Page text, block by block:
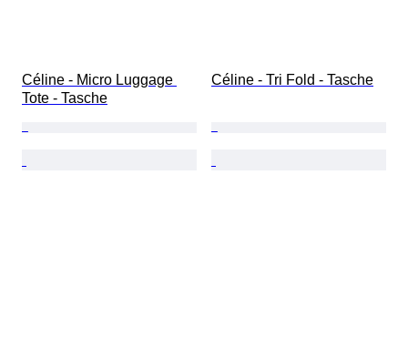
Céline - Micro Luggage
Tote - Tasche
Céline - Tri Fold - Tasche